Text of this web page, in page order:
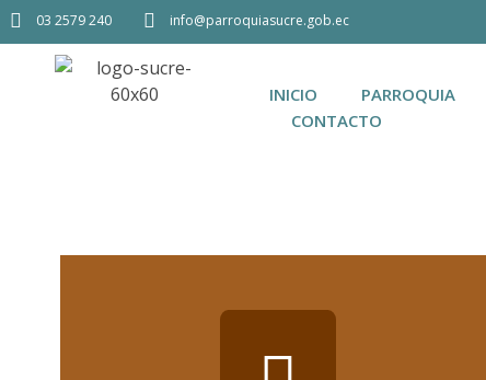
03 2579 240 info@parroquiasucre.gob.ec
INICIO PARROQUIA
CONTACTO